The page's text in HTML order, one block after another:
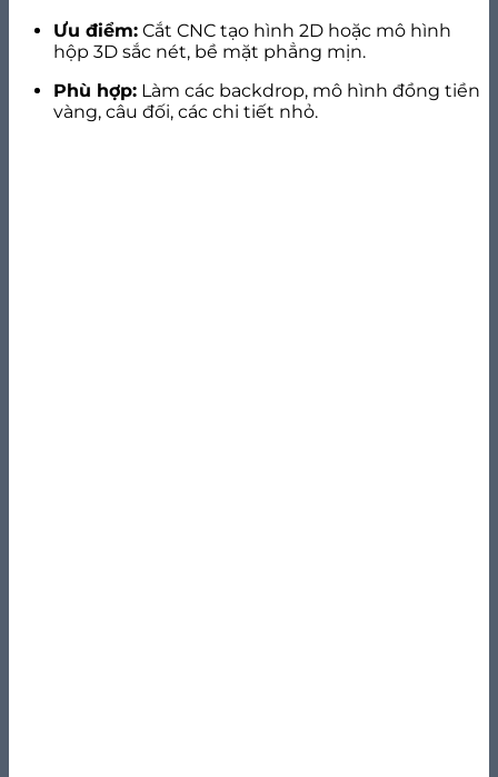
Ưu điểm: Cắt CNC tạo hình 2D hoặc mô hình
hộp 3D sắc nét, bề mặt phẳng mịn.
Phù hợp: Làm các backdrop, mô hình đồng tiền
vàng, câu đối, các chi tiết nhỏ.